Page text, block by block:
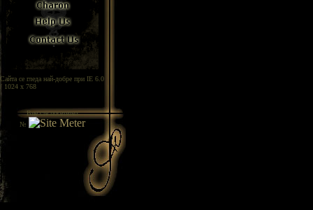
Сайта се гледа най-добре при IE 6.0
/ 1024 x 768
Вие сте посетител
№